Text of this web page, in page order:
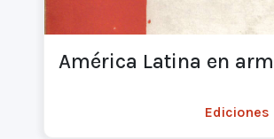
América Latina en
Ediciones